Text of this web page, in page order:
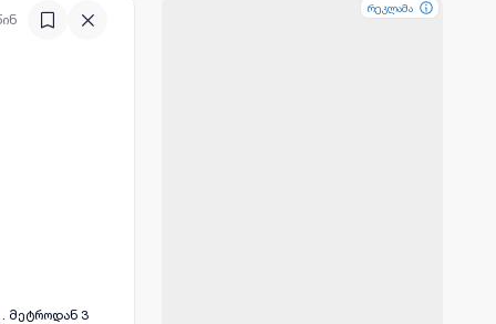
. მეტროდან 3
რეკლამა
რეკლამა
რეკლამა